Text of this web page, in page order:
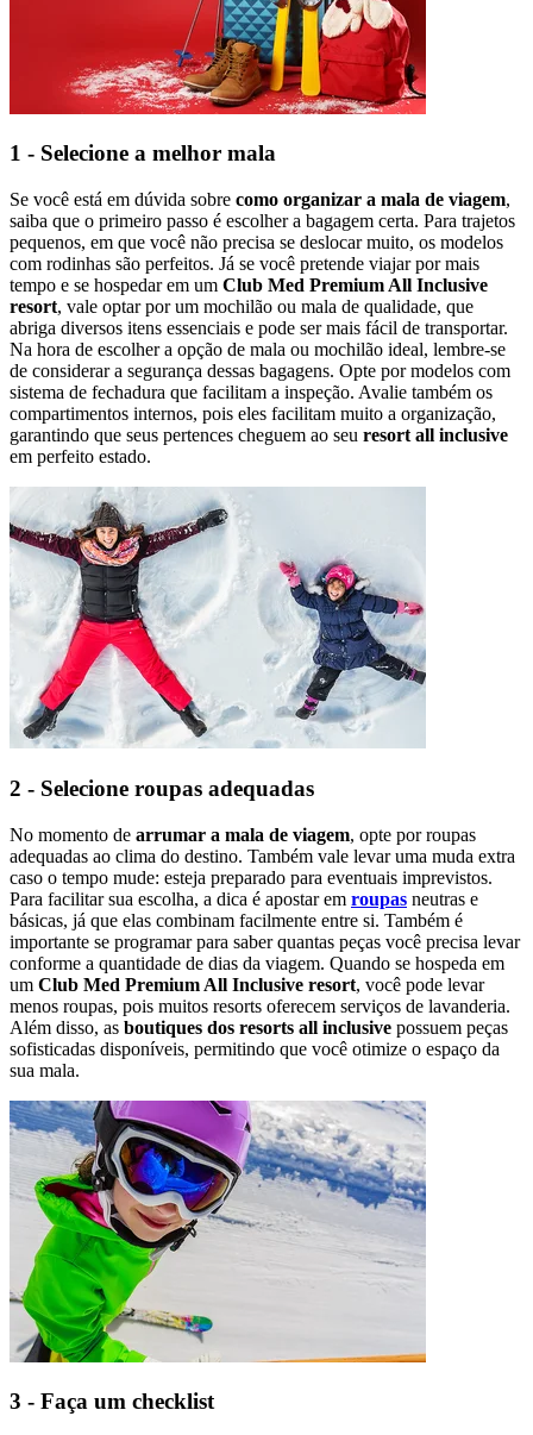
1 - Selecione a melhor mala
Se você está em dúvida sobre como organizar a mala de viagem,
saiba que o primeiro passo é escolher a bagagem certa. Para trajetos
pequenos, em que você não precisa se deslocar muito, os modelos
com rodinhas são perfeitos. Já se você pretende viajar por mais
tempo e se hospedar em um Club Med Premium All Inclusive
resort, vale optar por um mochilão ou mala de qualidade, que
abriga diversos itens essenciais e pode ser mais fácil de transportar.
Na hora de escolher a opção de mala ou mochilão ideal, lembre-se
de considerar a segurança dessas bagagens. Opte por modelos com
sistema de fechadura que facilitam a inspeção. Avalie também os
compartimentos internos, pois eles facilitam muito a organização,
garantindo que seus pertences cheguem ao seu resort all inclusive
em perfeito estado.
2 - Selecione roupas adequadas
No momento de arrumar a mala de viagem, opte por roupas
adequadas ao clima do destino. Também vale levar uma muda extra
caso o tempo mude: esteja preparado para eventuais imprevistos.
Para facilitar sua escolha, a dica é apostar em roupas neutras e
básicas, já que elas combinam facilmente entre si. Também é
importante se programar para saber quantas peças você precisa levar
conforme a quantidade de dias da viagem. Quando se hospeda em
um Club Med Premium All Inclusive resort, você pode levar
menos roupas, pois muitos resorts oferecem serviços de lavanderia.
Além disso, as boutiques dos resorts all inclusive possuem peças
sofisticadas disponíveis, permitindo que você otimize o espaço da
sua mala.
3 - Faça um checklist